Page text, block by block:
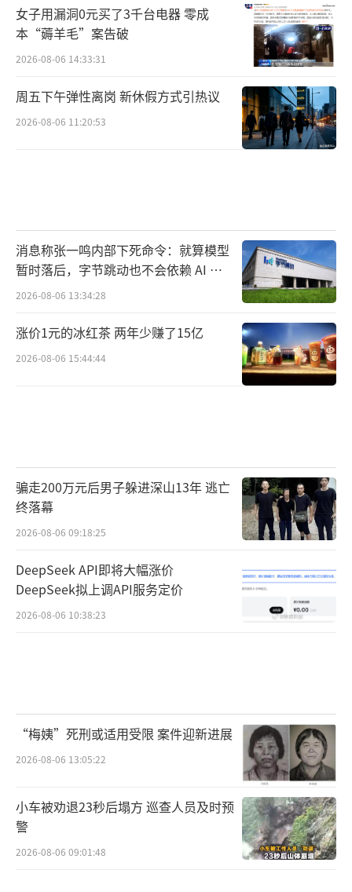
女子用漏洞0元买了3千台电器 零成
本“薅羊毛”案告破
2026-08-06 14:33:31
周五下午弹性离岗 新休假方式引热议
2026-08-06 11:20:53
消息称张一鸣内部下死命令：就算模型
暂时落后，字节跳动也不会依赖 AI 蒸
馏技术
2026-08-06 13:34:28
涨价1元的冰红茶 两年少赚了15亿
2026-08-06 15:44:44
骗走200万元后男子躲进深山13年 逃亡
终落幕
2026-08-06 09:18:25
DeepSeek API即将大幅涨价
DeepSeek拟上调API服务定价
2026-08-06 10:38:23
“梅姨”死刑或适用受限 案件迎新进展
2026-08-06 13:05:22
小车被劝退23秒后塌方 巡查人员及时预
警
2026-08-06 09:01:48